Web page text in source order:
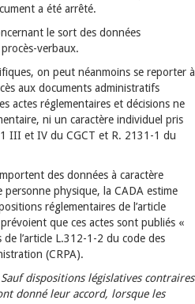
a été arrêté.
le sort des données
verbaux.
on peut néanmoins se reporter à
aux documents administratifs
actes réglementaires et décisions ne
ni un caractère individuel pris
III et IV du CGCT et R. 2131-1 du
des données à caractère
personne physique, la CADA estime
réglementaires de l’article
que ces actes sont publiés «
l’article L.312-1-2 du code des
(CRPA).
Sauf dispositions législatives contraires
donné leur accord, lorsque les